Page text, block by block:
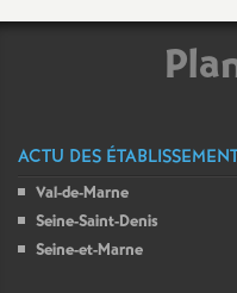
ACTU DES
Val-de-Marne
Seine-Saint-Denis
Seine-et-Marne